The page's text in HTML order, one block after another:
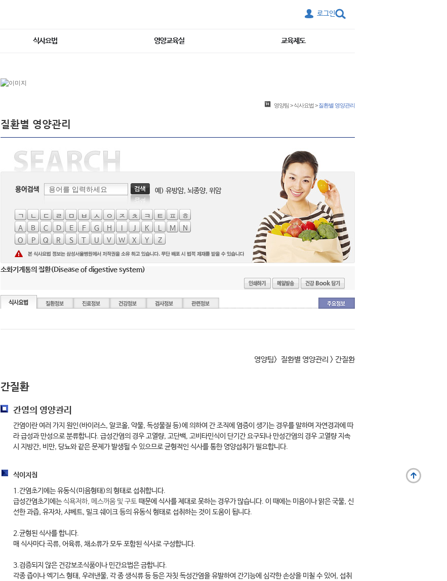
로그인
식사요법 영양교육실 교육제도
영양팀>식사요법>질환별 영양관리
질환별 영양관리
예) 유방암, 뇌종양, 위암
ㄱ ㄴ ㄷ ㄹ ㅁ ㅂ ㅅ ㅇ ㅈ ㅊ ㅋ ㅌ ㅍ
ㅎ
A
B C D E F G H J K M
N
O
P Q R S T U V W X Y Z
소화기계통의 질환(Disease of digestive system)
영양팀> 질환별 영양관리 > 간질환
간질환
간염의 영양관리
간염이란 여러 가지 원인(바이러스, 알코올, 약물, 독성물질 등)에 의하여 간 조직에 염증이 생기는 경우를 말하며 자연경과에 따
라 급성과 만성으로 분류합니다. 급성간염의 경우 고열량, 고단백, 고비타민식이 단기간 요구되나 만성간염의 경우 고열량 지속
시 지방간, 비만, 당뇨와 같은 문제가 발생될 수 있으므로 균형적인 식사를 통한 영양섭취가 필요합니다.
식이지침
1.간염초기에는 유동식(미음형태)의 형태로 섭취합니다.
급성간염초기에는식욕저하, 메스꺼움 및 구토때문에 식사를 제대로 못하는 경우가 많습니다. 이 때에는 미음이나 맑은 국물, 신
선한 과즙, 유자차, 샤베트, 밀크 쉐이크 등의 유동식 형태로 섭취하는 것이 도움이 됩니다.
2.균형된 식사를 합니다.
매 식사마다 곡류, 어육류, 채소류가 모두 포함된 식사로 구성합니다.
3.검증되지 않은 건강보조식품이나 민간요법은 금합니다.
각종 즙이나 엑기스 형태, 우려낸물, 각 종 생식류 등 등은 자칫 독성간염을 유발하여 간기능에 심각한 손상을 미칠 수 있어, 섭취